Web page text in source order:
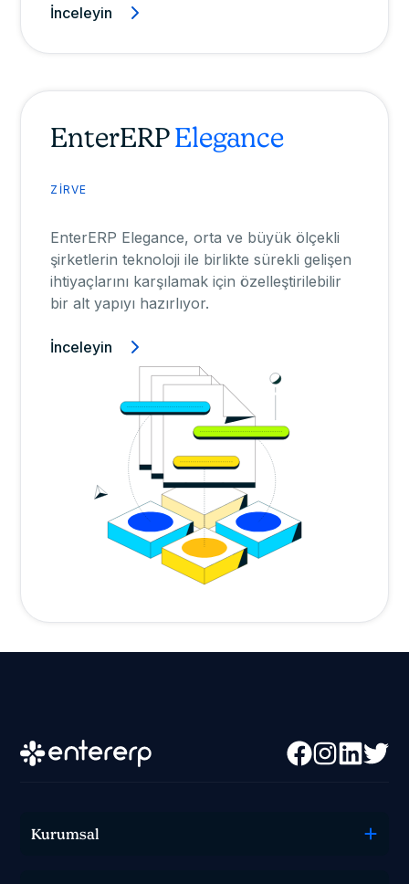
İnceleyin
EnterERPElegance
ZİRVE
EnterERP Elegance, orta ve büyük ölçekli
şirketlerin teknoloji ile birlikte sürekli gelişen
ihtiyaçlarını karşılamak için özelleştirilebilir
bir alt yapıyı hazırlıyor.
İnceleyin
Kurumsal